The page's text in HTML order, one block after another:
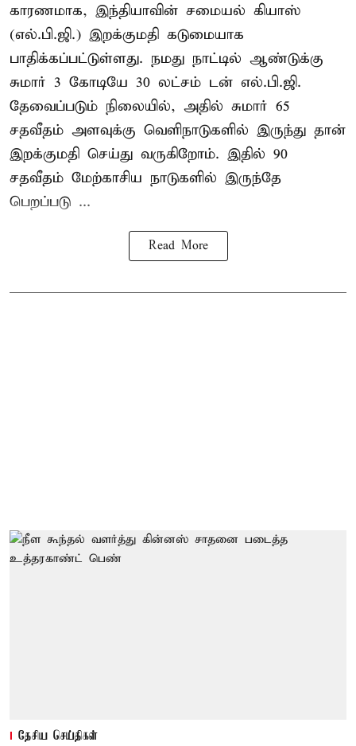
காரணமாக, இந்தியாவின் சமையல் கியாஸ்
(எல்.பி.ஜி.) இறக்குமதி கடுமையாக
பாதிக்கப்பட்டுள்ளது. நமது நாட்டில் ஆண்டுக்கு
சுமார் 3 கோடியே 30 லட்சம் டன் எல்.பி.ஜி.
தேவைப்படும் நிலையில், அதில் சுமார் 65
சதவீதம் அளவுக்கு வெளிநாடுகளில் இருந்து தான்
இறக்குமதி செய்து வருகிறோம். இதில் 90
சதவீதம் மேற்காசிய நாடுகளில் இருந்தே
பெறப்படு ...
Read More
தேசிய செய்திகள்